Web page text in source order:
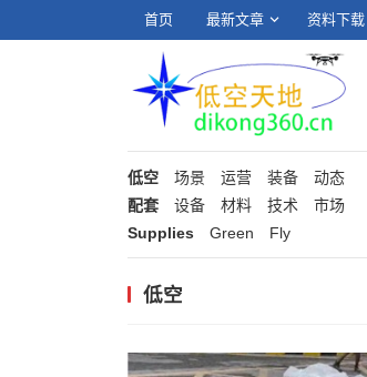
首页 最新文章 资料下载
低空 场景 运营 装备
动态
配套
设备 材料 技术
市场
Supplies
Green Fly
低空